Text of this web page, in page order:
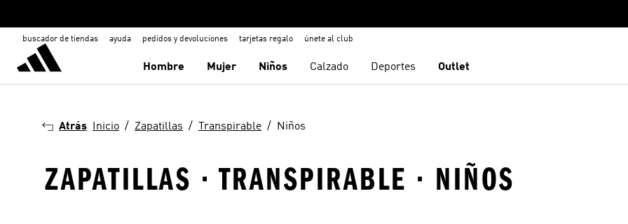
buscador de tiendas ayuda pedidos y devoluciones tarjetas regalo únete al club
Hombre Mujer Niños Calzado Deportes Outlet
Atrás Inicio Zapatillas Transpirable Niños
ZAPATILLAS · TRANSPIRABLE · NIÑOS